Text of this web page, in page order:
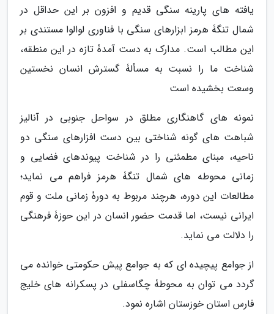
یافته های پارینه سنگی قدیم و افزون بر این حداقل در
شمال تنگۀ هرمز ابزارهای سنگی با فناوری لوالوا مستندی بر
این مطالب است. مدارک به دست آمدۀ تازه در این منطقه،
شناخت ما را نسبت به مسألۀ گسترش انسان نخستین
وسعت بخشیده است
نمونه های گاهنگاری مطلق در سواحل جنوبی در آنالیز
شباهت های گونه شناختی بین دست افزارهای سنگی دو
ناحیه، مبنای مطمئنی را در شناخت پیوندهای فضایی و
زمانی محوطه های شمال تنگۀ هرمز فراهم می نماید؛
مطالعات این دوره، هرچند مربوط به دورۀ زمانی ملت و قوم
ایرانی نیست، اما قدمت حضور انسان در این حوزۀ فرهنگی
را دلالت می نماید.
از جوامع پیچیده ای که به جوامع پیش حکومتی خوانده می
گردد می توان به محوطۀ چگاسفلی در پسکرانه های خلیج
فارس استان خوزستان اشاره نمود.